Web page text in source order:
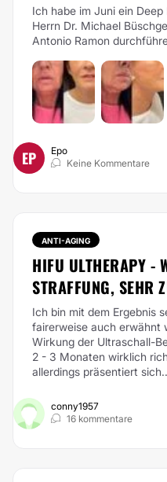
Ich habe im Juni ein
Herrn Dr. Michael
Antonio Ramon
EP
Epo
Keine Kommentare
ANTI-AGING
HIFU ULTHERAPY -
STRAFFUNG, SEHR
Ich bin mit dem Ergebnis
fairerweise auch erwähnt
Wirkung der Ultraschall-
2 - 3 Monaten wirklich
allerdings präsentiert
conny1957
16 kommentare